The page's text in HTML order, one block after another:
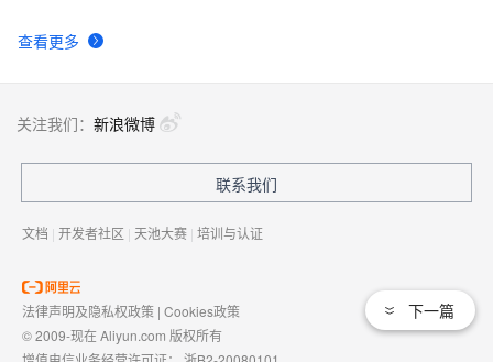
SNAT出网方式
查看更多
下一篇
关注我们： 新浪微博
联系我们
文档 | 开发者社区 | 天池大赛 | 培训与认证
法律声明及隐私权政策 | Cookies政策
© 2009-现在 Aliyun.com 版权所有